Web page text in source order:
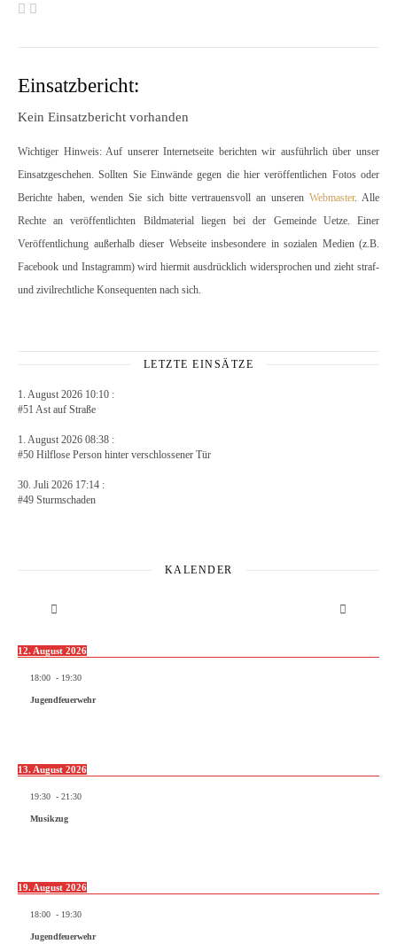
Einsatzbericht:
Kein Einsatzbericht vorhanden
Wichtiger Hinweis: Auf unserer Internetseite berichten wir ausführlich über unser
Einsatzgeschehen. Sollten Sie Einwände gegen die hier veröffentlichen Fotos oder
Berichte haben, wenden Sie sich bitte vertrauensvoll an unserenWebmaster. Alle
Rechte an veröffentlichten Bildmaterial liegen bei der Gemeinde Uetze. Einer
Veröffentlichung außerhalb dieser Webseite insbesondere in sozialen Medien (z.B.
Facebook und Instagramm) wird hiermit ausdrücklich widersprochen und zieht straf-
und zivilrechtliche Konsequenten nach sich.
LETZTE EINSÄTZE
1. August 2026 10:10 :
#51 Ast auf Straße
1. August 2026 08:38 :
#50 Hilflose Person hinter verschlossener Tür
30. Juli 2026 17:14 :
#49 Sturmschaden
KALENDER
12. August 2026
18:00 - 19:30
Jugendfeuerwehr
13. August 2026
19:30 - 21:30
Musikzug
19. August 2026
18:00 - 19:30
Jugendfeuerwehr